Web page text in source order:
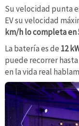
Su velocidad punta
EV su velocidad
km/h lo completa en
La batería es de 12
puede recorrer hasta
en la vida real